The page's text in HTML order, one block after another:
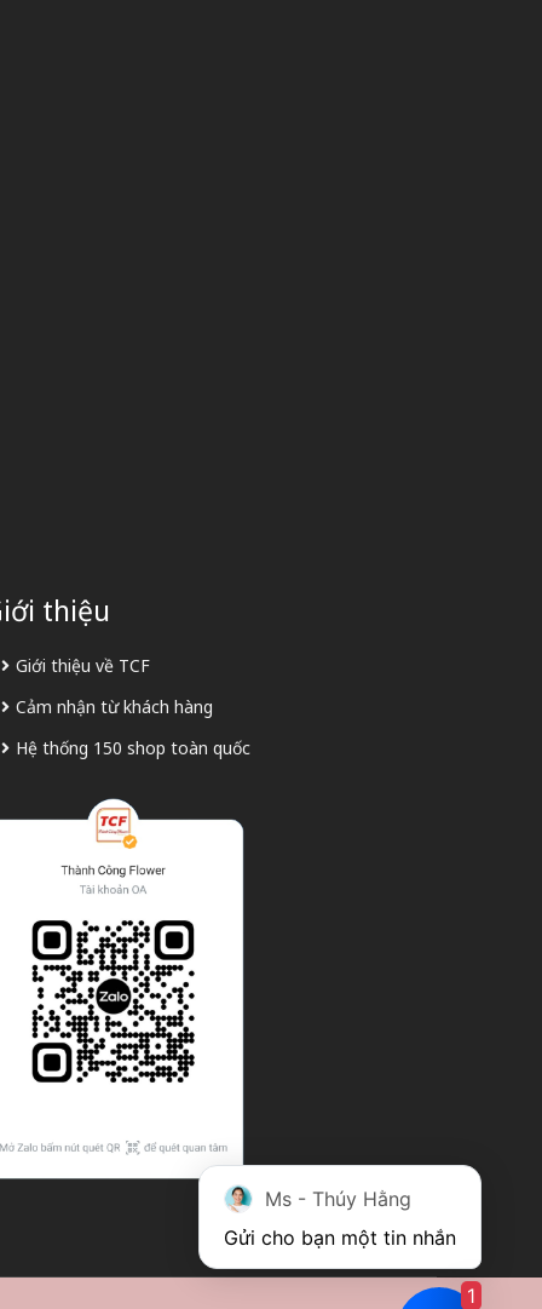
thiệu
Giới thiệu về TCF
Cảm nhận từ khách hàng
Hệ thống 150 shop toàn quốc
Ms - Thúy Hằng
Gửi cho bạn một tin nhắn
1